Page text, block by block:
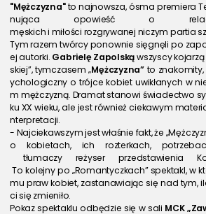
"Mężczyzna" to najnowsza, ósma premiera
nująca opowieść o
męskich i miłości rozgrywanej niczym partia
Tym razem twórcy ponownie sięgnęli po
ej autorki. Gabrielę Zapolską wszyscy kojarzą
skiej”, tymczasem „Mężczyzna” to znakomity,
ychologiczny o trójce kobiet uwikłanych w
m mężczyzną. Dramat stanowi świadectwo
ku XX wieku, ale jest również ciekawym
nterpretacji.
- Najciekawszym jest właśnie fakt, że
o kobietach, ich rozterkach,
tłumaczy reżyser przedstawienia
To kolejny po „Romantyczkach” spektakl, w
mu praw kobiet, zastanawiając się nad tym,
ci się zmieniło.
Pokaz spektaklu odbędzie się w sali MCK